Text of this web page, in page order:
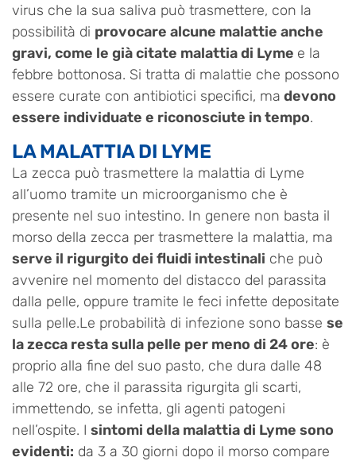
virus che la sua saliva può trasmettere, con la
possibilità di provocare alcune malattie anche
gravi, come le già citate malattia di Lyme e la
febbre bottonosa. Si tratta di malattie che possono
essere curate con antibiotici specifici, ma devono
essere individuate e riconosciute in tempo.
LA MALATTIA DI LYME
La zecca può trasmettere la malattia di Lyme
all’uomo tramite un microorganismo che è
presente nel suo intestino. In genere non basta il
morso della zecca per trasmettere la malattia, ma
serve il rigurgito dei fluidi intestinali che può
avvenire nel momento del distacco del parassita
dalla pelle, oppure tramite le feci infette depositate
sulla pelle.Le probabilità di infezione sono basse se
la zecca resta sulla pelle per meno di 24 ore: è
proprio alla fine del suo pasto, che dura dalle 48
alle 72 ore, che il parassita rigurgita gli scarti,
immettendo, se infetta, gli agenti patogeni
nell’ospite. I sintomi della malattia di Lyme sono
evidenti: da 3 a 30 giorni dopo il morso compare